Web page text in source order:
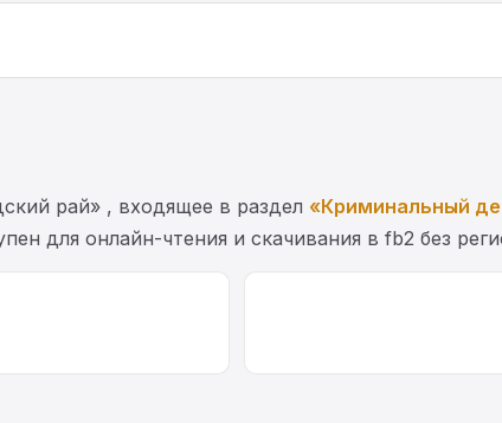
рай» , входящее в раздел «Криминальный
для онлайн-чтения и скачивания в fb2 без